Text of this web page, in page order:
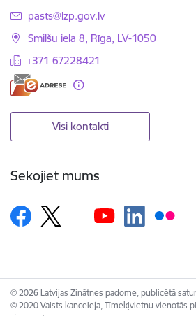
E-pasts:
pasts@lzp.gov.lv
Smilšu iela 8, Rīga, LV-1050
+371 67228421
Visi kontakti
Sekojiet mums
© 2026 Latvijas Zinātnes padome, publicētā
© 2020 Valsts kanceleja, Tīmekļvietņu vienotās